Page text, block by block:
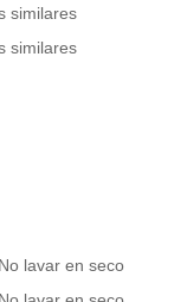
similares
similares
lavar en seco